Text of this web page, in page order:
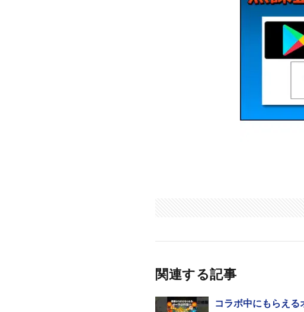
関連する記事
コラボ中にもらえ